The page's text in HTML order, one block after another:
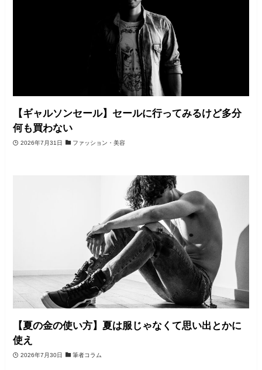
【ギャルソンセール】セールに行ってみるけど多分
何も買わない
2026年7月31日 ファッション・美容
【夏の金の使い方】夏は服じゃなくて思い出とかに
使え
2026年7月30日 筆者コラム